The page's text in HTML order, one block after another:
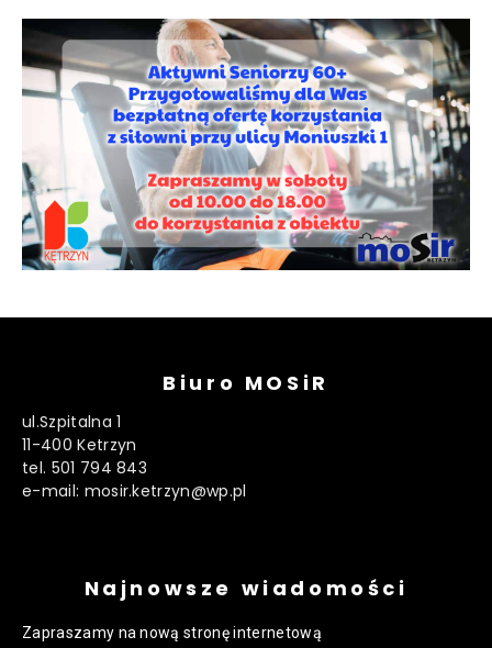
Biuro MOSiR
ul.Szpitalna 1
11-400 Ketrzyn
tel. 501 794 843
e-mail: mosir.ketrzyn@wp.pl
Najnowsze wiadomości
Zapraszamy na nową stronę internetową